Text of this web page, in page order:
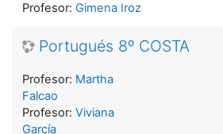
Profesor: Gimena Iroz
Portugués 8º COSTA
Profesor: Martha
Falcao
Profesor: Viviana
García